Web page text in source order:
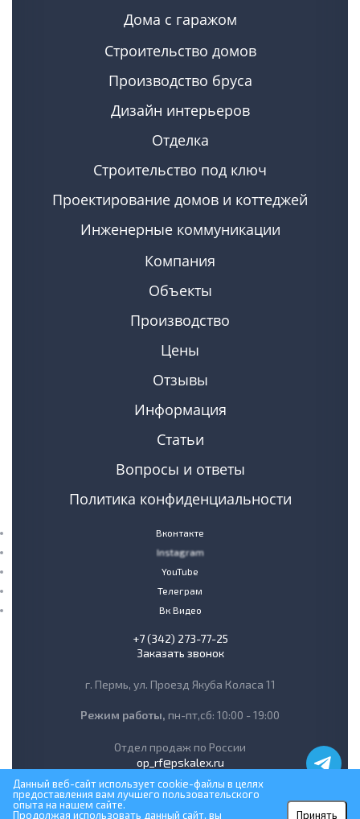
Дома с гаражом
Строительство домов
Производство бруса
Дизайн интерьеров
Отделка
Строительство под ключ
Проектирование домов и коттеджей
Инженерные коммуникации
Компания
Объекты
Производство
Цены
Отзывы
Информация
Статьи
Вопросы и ответы
Политика конфиденциальности
Вконтакте
Instagram
YouTube
Телеграм
Вк Видео
+7 (342) 273-77-25
Заказать звонок
г. Пермь, ул. Проезд Якуба Коласа 11
Режим работы, пн-пт,сб: 10:00 - 19:00
Отдел продаж по России
op_rf@pskalex.ru
Данный веб-сайт использует cookie-файлы в целях
предоставления вам лучшего пользовательского
опыта на нашем сайте.
Продолжая использовать данный сайт, вы
Принять